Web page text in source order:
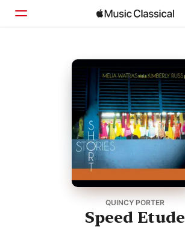
Explorar
QUINCY PORTER
Speed Etude